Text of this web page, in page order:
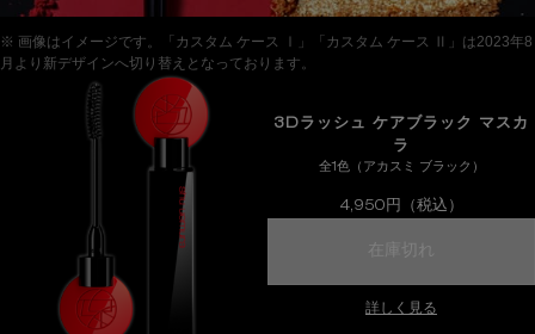
※ 画像はイメージです。「カスタム ケース Ⅰ」「カスタム ケース Ⅱ」は2023年8
月より新デザインへ切り替えとなっております。
3Dラッシュ ケアブラック マスカ
ラ
全1色（アカスミ ブラック）
4,950円（税込）
在庫切れ
詳しく見る